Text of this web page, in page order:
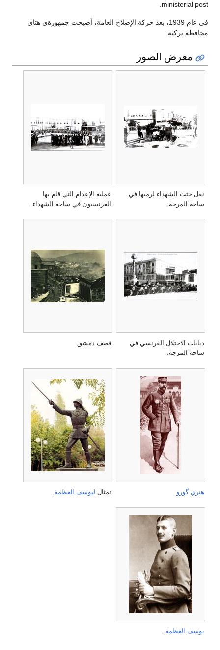
ministerial post.
في عام 1939، بعد حركة الإصلاح العامة، أصبحت جمهورةي هتاي
محافظة تركية.
معرض الصور
نقل جثث الشهداء لرميها في
ساحة المرجة.
عملية الإعدام التي قام بها
الفرنسيون في ساحة الشهداء.
دبابات الاحتلال الفرنسي في
ساحة المرجة.
قصف دمشق.
هنري گورو تمثال ليوسف العظمة
يوسف العظمة